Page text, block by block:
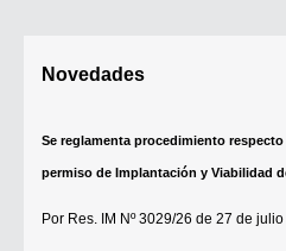
Novedades
Se reglamenta procedimiento
permiso de Implantación y Viabilidad
Por Res. IM Nº 3029/26 de 27 de